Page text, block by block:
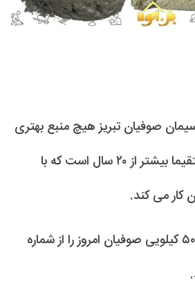
صوفیان تبریز هیچ منبع بهتری
از آلوکا نیست که مستقیما بیشتر از ۲۰ سال است که با
کار می کند.
قیمت سیمان پاکتی ۵۰ کیلویی صوفیان امروز را از شماره